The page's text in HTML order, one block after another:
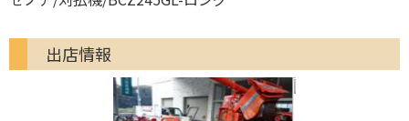
出店情報